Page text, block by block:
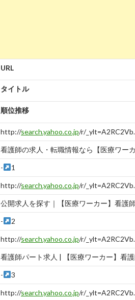
URL
タイトル
順位推移
http://search.yahoo.co.jp/r/
看護師の求人・転職情報なら【医療ワーカ
- 1
http://search.yahoo.co.jp/r/
公開求人を探す｜【医療ワーカー】看護
- 2
http://search.yahoo.co.jp/r/
看護師パート求人 | 【医療ワーカー】看
- 3
http://search.yahoo.co.jp/r/